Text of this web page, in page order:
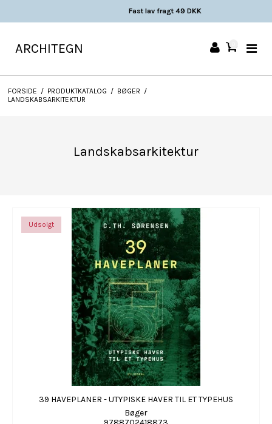
Fast lav fragt 49 DKK
ARCHITEGN
FORSIDE / PRODUKTKATALOG / BØGER /
LANDSKABSARKITEKTUR
Landskabsarkitektur
Udsolgt
39 HAVEPLANER - UTYPISKE HAVER TIL ET TYPEHUS
Bøger